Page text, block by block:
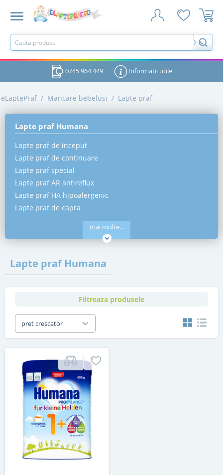
0745 964 449 Informatii utile
eLaptePraf / Mancare bebelusi / Lapte praf
Lapte praf Humana
Lapte praf de inceput
Lapte praf de continuare
Lapte praf special
Lapte praf AR antireflux
Lapte praf HA hipoalergenic
Lapte praf de capra
mai multe...
Lapte praf Humana
Filtreaza produsele
pret crescator